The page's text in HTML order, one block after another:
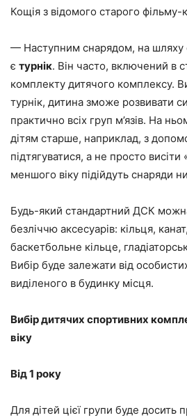
Кощія з відомого старого фільму-
— Наступним снарядом, на шляху
є турнік. Він часто, включений в
комплекту дитячого комплексу.
турнік, дитина зможе розвивати
практично всіх груп м’язів. На
дітям старше, наприклад, з
підтягуватися, а не просто
меншого віку підійдуть снаряди
Будь-який стандартний ДСК
безліччю аксесуарів: кільця,
баскетбольне кільце,
Вибір буде залежати від
виділеного в будинку місця.
Вибір дитячих спортивних
віку
Від 1 року
Для дітей цієї групи буде досить